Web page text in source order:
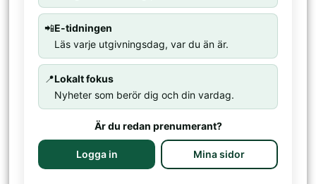
📲E-tidningen
Läs varje utgivningsdag, var du än är.
📍Lokalt fokus
Nyheter som berör dig och din vardag.
Är du redan prenumerant?
Logga in Mina sidor